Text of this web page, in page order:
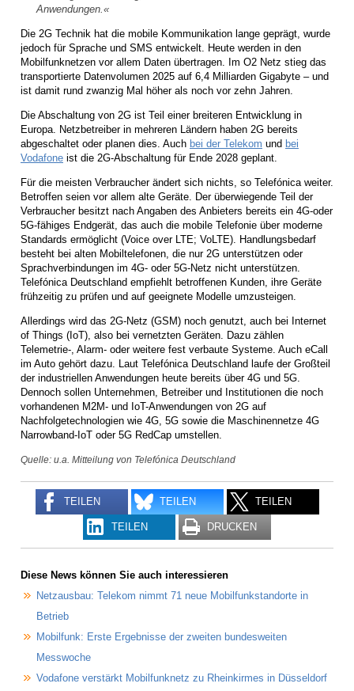
Anwendungen.«
Die 2G Technik hat die mobile Kommunikation lange geprägt, wurde
jedoch für Sprache und SMS entwickelt. Heute werden in den
Mobilfunknetzen vor allem Daten übertragen. Im O2 Netz stieg das
transportierte Datenvolumen 2025 auf 6,4 Milliarden Gigabyte – und
ist damit rund zwanzig Mal höher als noch vor zehn Jahren.
Die Abschaltung von 2G ist Teil einer breiteren Entwicklung in
Europa. Netzbetreiber in mehreren Ländern haben 2G bereits
abgeschaltet oder planen dies. Auch bei der Telekom und bei
Vodafone ist die 2G-Abschaltung für Ende 2028 geplant.
Für die meisten Verbraucher ändert sich nichts, so Telefónica weiter.
Betroffen seien vor allem alte Geräte. Der überwiegende Teil der
Verbraucher besitzt nach Angaben des Anbieters bereits ein 4G-oder
5G-fähiges Endgerät, das auch die mobile Telefonie über moderne
Standards ermöglicht (Voice over LTE; VoLTE). Handlungsbedarf
besteht bei alten Mobiltelefonen, die nur 2G unterstützen oder
Sprachverbindungen im 4G- oder 5G-Netz nicht unterstützen.
Telefónica Deutschland empfiehlt betroffenen Kunden, ihre Geräte
frühzeitig zu prüfen und auf geeignete Modelle umzusteigen.
Allerdings wird das 2G-Netz (GSM) noch genutzt, auch bei Internet
of Things (IoT), also bei vernetzten Geräten. Dazu zählen
Telemetrie-, Alarm- oder weitere fest verbaute Systeme. Auch eCall
im Auto gehört dazu. Laut Telefónica Deutschland laufe der Großteil
der industriellen Anwendungen heute bereits über 4G und 5G.
Dennoch sollen Unternehmen, Betreiber und Institutionen die noch
vorhandenen M2M- und IoT-Anwendungen von 2G auf
Nachfolgetechnologien wie 4G, 5G sowie die Maschinennetze 4G
Narrowband-IoT oder 5G RedCap umstellen.
Quelle: u.a. Mitteilung von Telefónica Deutschland
TEILEN TEILEN TEILEN
TEILEN DRUCKEN
Diese News können Sie auch interessieren
Netzausbau: Telekom nimmt 71 neue Mobilfunkstandorte in
Betrieb
Mobilfunk: Erste Ergebnisse der zweiten bundesweiten
Messwoche
Vodafone verstärkt Mobilfunknetz zu Rheinkirmes in Düsseldorf